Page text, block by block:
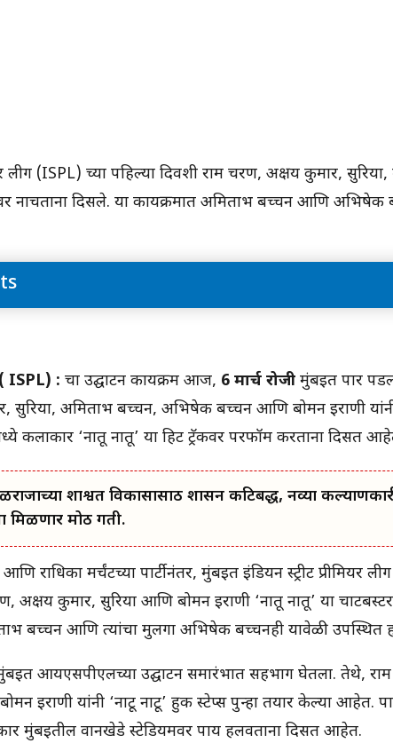
लीग (ISPL) च्या पहिल्या दिवशी राम चरण, अक्षय कुमार,
नाचताना दिसले. या कार्यक्रमात अमिताभ बच्चन आणि
( ISPL) : चा उद्घाटन कार्यक्रम आज, 6 मार्च रोजी मुंबईत पार
सुरिया, अमिताभ बच्चन, अभिषेक बच्चन आणि बोमन इराणी
कलाकार ‘नातू नातू’ या हिट ट्रॅकवर परफॉर्म करताना दिसत
शाश्वत विकासासाठी शासन कटिबद्ध, नव्या
मिळणार मोठी गती.
राधिका मर्चंटच्या पार्टीनंतर, मुंबईत इंडियन स्ट्रीट प्रीमियर
अक्षय कुमार, सुरिया आणि बोमन इराणी ‘नातू नातू’ या
बच्चन आणि त्यांचा मुलगा अभिषेक बच्चनही यावेळी उपस्थित
मुंबईत आयएसपीएलच्या उद्घाटन समारंभात सहभाग घेतला. तेथे,
इराणी यांनी ‘नाटू नाटू’ हुक स्टेप्स पुन्हा तयार केल्या आहेत.
मुंबईतील वानखेडे स्टेडियमवर पाय हलवताना दिसत आहेत.